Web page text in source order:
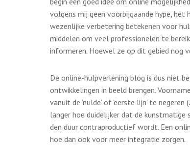
volgens mij geen voorbijgaande hype,
wezenlijke verbetering betekenen voor
middelen om veel professionelen te
informeren. Hoewel ze op dit gebied nog
De online-hulpverlening blog is dus niet
ontwikkelingen in beeld brengen.
vanuit de ‘nulde’ of ‘eerste lijn’ te
langer hoe duidelijker dat de kunstmatige
den duur contraproductief wordt. Een
hoe dan ook voor meer integratie zorgen.